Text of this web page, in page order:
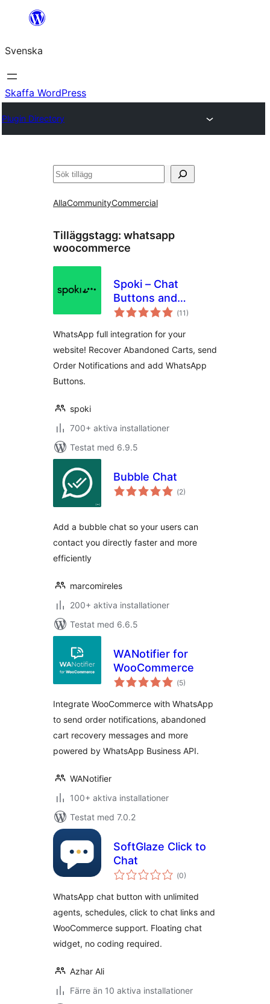
Hoppa
innehåll
Svenska
Skaffa WordPress
Plugin Directory
Sök
AllaCommunityCommercial
Tilläggstagg: whatsapp
woocommerce
Spoki – Chat
Buttons and
WooCommerce
(Totalt
antal
11)
WhatsApp full integration for your
website! Recover Abandoned Carts, send
Order Notifications and add WhatsApp
Buttons.
spoki
700+ aktiva installationer
Testat med 6.9.5
Bubble Chat
(Totalt
antal
2)
Add a bubble chat so your users can
contact you directly faster and more
efficiently
marcomireles
200+ aktiva installationer
Testat med 6.6.5
WANotifier for
WooCommerce
(Totalt
antal
5)
Integrate WooCommerce with WhatsApp
to send order notifications, abandoned
cart recovery messages and more
powered by WhatsApp Business API.
WANotifier
100+ aktiva installationer
Testat med 7.0.2
SoftGlaze Click to
Chat
(Totalt
antal
0)
WhatsApp chat button with unlimited
agents, schedules, click to chat links and
WooCommerce support. Floating chat
widget, no coding required.
Azhar Ali
Färre än 10 aktiva installationer